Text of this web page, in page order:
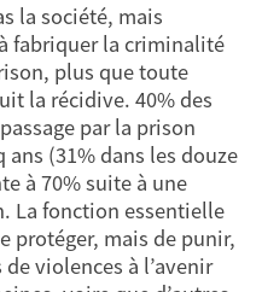
la société, mais
fabriquer la criminalité
plus que toute
la récidive. 40% des
par la prison
(31% dans les douze
à 70% suite à une
La fonction essentielle
protéger, mais de punir,
violences à l’avenir